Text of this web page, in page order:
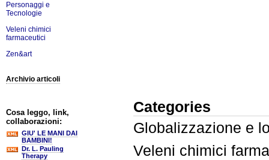
Personaggi e
Tecnologie
Veleni chimici
farmaceutici
Zen&art
Archivio articoli
Cosa leggo, link,
collaborazioni:
GIU' LE MANI DAI
BAMBINI!
Dr. L. Pauling
Therapy
Categories
Globalizzazione e
Veleni chimici